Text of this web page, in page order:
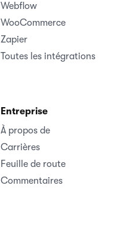
Webflow
WooCommerce
Zapier
Toutes les intégrations
Entreprise
À propos de
Carrières
Feuille de route
Commentaires